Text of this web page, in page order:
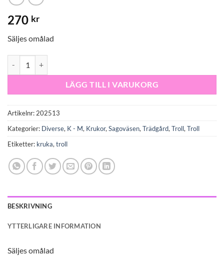
270 kr
Säljes omålad
LÄGG TILL I VARUKORG
Artikelnr: 202513
Kategorier: Diverse, K - M, Krukor, Sagoväsen, Trädgård, Troll, Troll
Etiketter: kruka, troll
BESKRIVNING
YTTERLIGARE INFORMATION
Säljes omålad